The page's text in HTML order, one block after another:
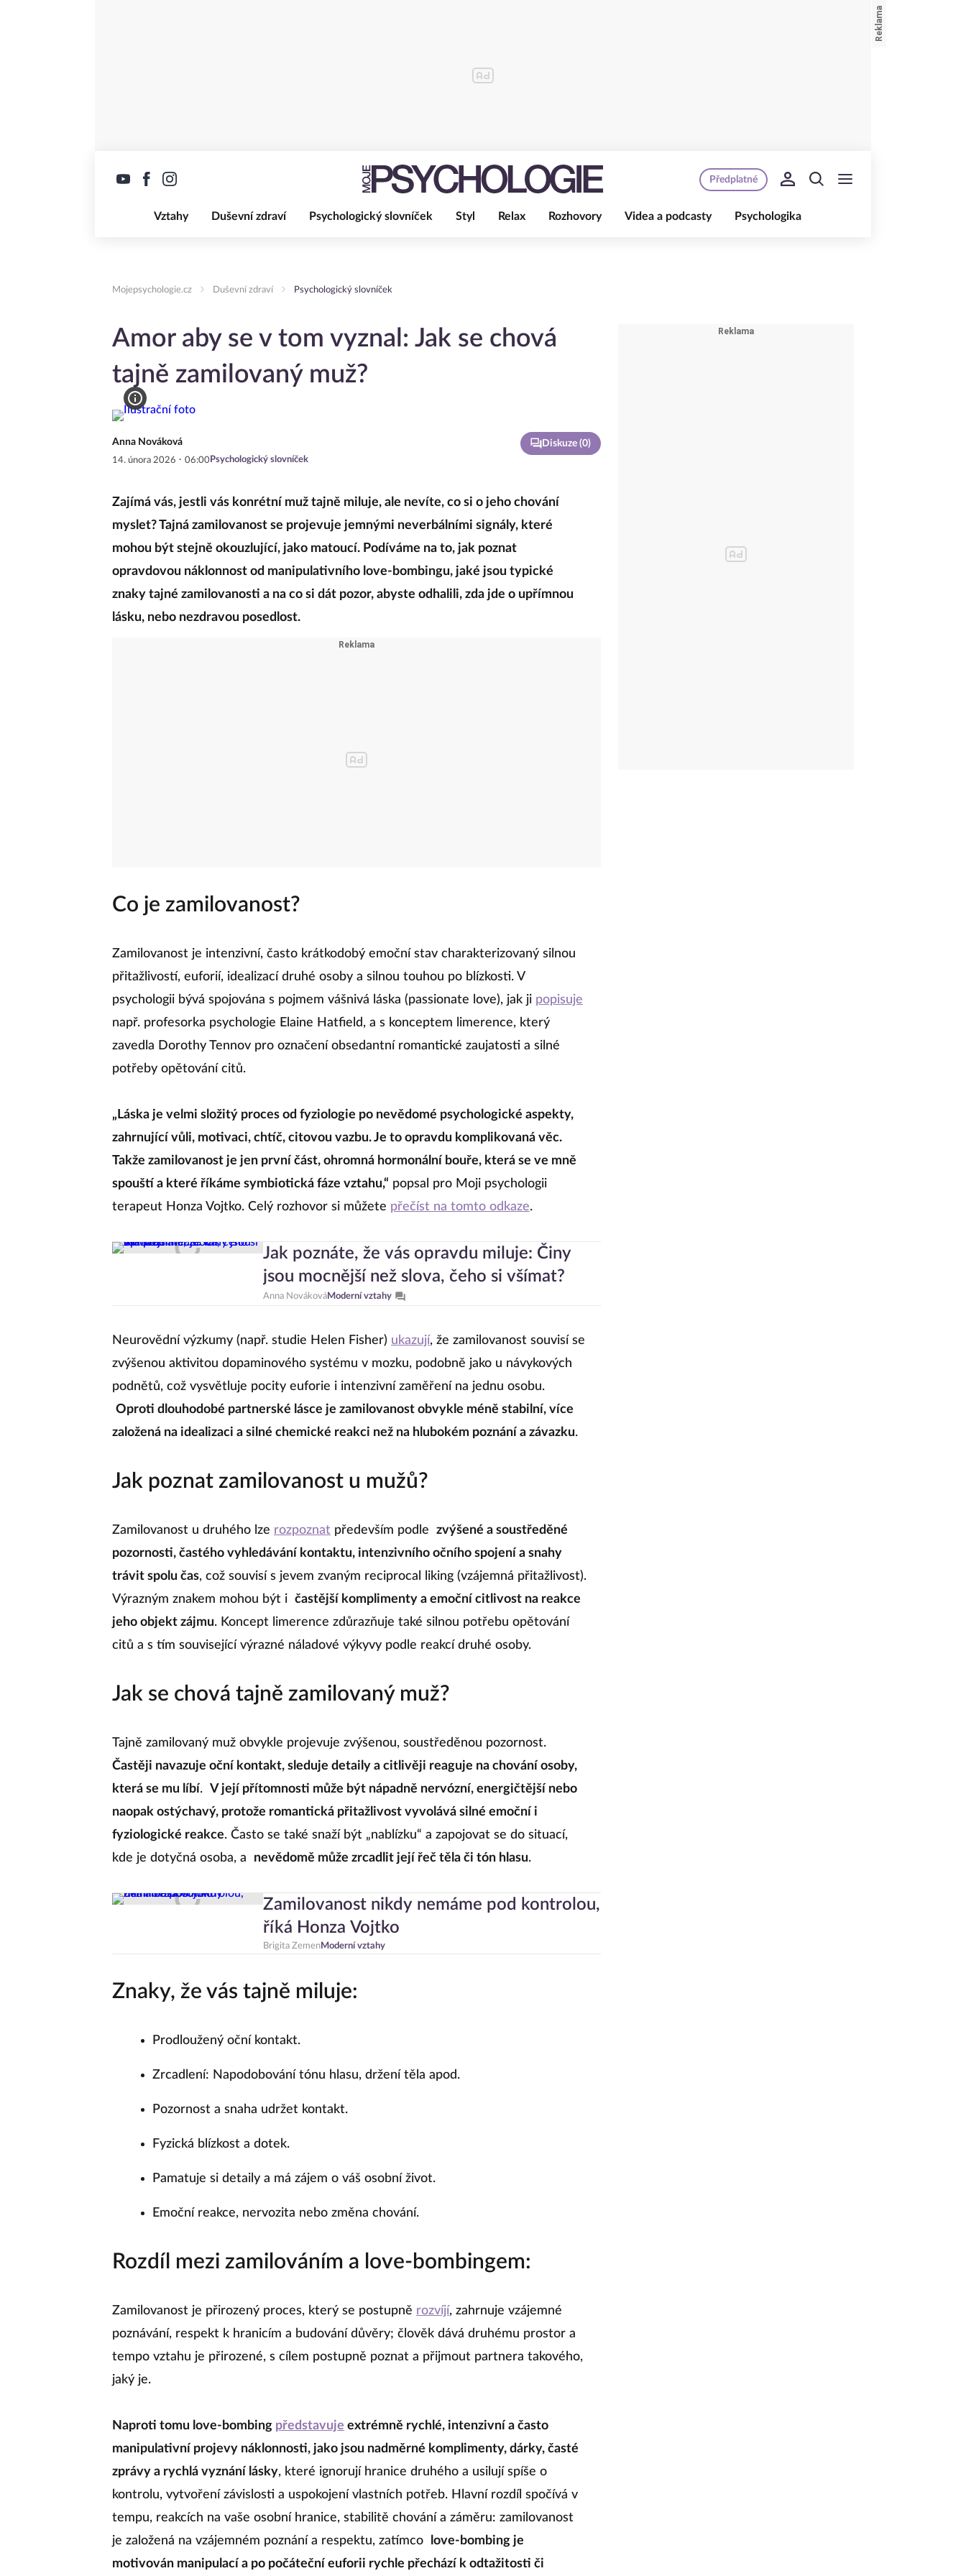
Vztahy Duševní zdraví Psychologický slovníček Styl Relax Rozhovory Videa a podcasty Psychologika
Předplatné
Mojepsychologie.cz Duševní zdraví Psychologický slovníček
Amor aby se v tom vyznal: Jak se chová
tajně zamilovaný muž?
Anna Nováková
14. února 2026 · 06:00Psychologický slovníček
Diskuze (0)
Zajímá vás, jestli vás konrétní muž tajně miluje, ale nevíte, co si o jeho chování
myslet? Tajná zamilovanost se projevuje jemnými neverbálními signály, které
mohou být stejně okouzlující, jako matoucí. Podíváme na to, jak poznat
opravdovou náklonnost od manipulativního love‑bombingu, jaké jsou typické
znaky tajné zamilovanosti a na co si dát pozor, abyste odhalili, zda jde o upřímnou
lásku, nebo nezdravou posedlost.
Co je zamilovanost?
Zamilovanost je intenzivní, často krátkodobý emoční stav charakterizovaný silnou
přitažlivostí, euforií, idealizací druhé osoby a silnou touhou po blízkosti. V
psychologii bývá spojována s pojmem vášnivá láska (passionate love), jak ji popisuje
např. profesorka psychologie Elaine Hatfield, a s konceptem limerence, který
zavedla Dorothy Tennov pro označení obsedantní romantické zaujatosti a silné
potřeby opětování citů.
„Láska je velmi složitý proces od fyziologie po nevědomé psychologické aspekty,
zahrnující vůli, motivaci, chtíč, citovou vazbu. Je to opravdu komplikovaná věc.
Takže zamilovanost je jen první část, ohromná hormonální bouře, která se ve mně
spouští a které říkáme symbiotická fáze vztahu,“ popsal pro Moji psychologii
terapeut Honza Vojtko. Celý rozhovor si můžete přečíst na tomto odkaze.
Jak poznáte, že vás opravdu miluje: Činy
jsou mocnější než slova, čeho si všímat?
Anna NovákováModerní vztahy
Neurovědní výzkumy (např. studie Helen Fisher) ukazují, že zamilovanost souvisí se
zvýšenou aktivitou dopaminového systému v mozku, podobně jako u návykových
podnětů, což vysvětluje pocity euforie i intenzivní zaměření na jednu osobu.
Oproti dlouhodobé partnerské lásce je zamilovanost obvykle méně stabilní, více
založená na idealizaci a silné chemické reakci než na hlubokém poznání a závazku.
Jak poznat zamilovanost u mužů?
Zamilovanost u druhého lze rozpoznat především podle
zvýšené a soustředěné
pozornosti, častého vyhledávání kontaktu, intenzivního očního spojení a snahy
trávit spolu čas, což souvisí s jevem zvaným reciprocal liking (vzájemná přitažlivost).
Výrazným znakem mohou být i častější komplimenty a emoční citlivost na reakce
jeho objekt zájmu. Koncept limerence zdůrazňuje také silnou potřebu opětování
citů a s tím související výrazné náladové výkyvy podle reakcí druhé osoby.
Jak se chová tajně zamilovaný muž?
Tajně zamilovaný muž obvykle projevuje zvýšenou, soustředěnou pozornost.
Častěji navazuje oční kontakt, sleduje detaily a citlivěji reaguje na chování osoby,
která se mu líbí. V její přítomnosti může být nápadně nervózní, energičtější nebo
naopak ostýchavý, protože romantická přitažlivost vyvolává silné emoční i
fyziologické reakce. Často se také snaží být „nablízku“ a zapojovat se do situací,
kde je dotyčná osoba, a
nevědomě může zrcadlit její řeč těla či tón hlasu.
Zamilovanost nikdy nemáme pod kontrolou,
říká Honza Vojtko
Brigita ZemenModerní vztahy
Znaky, že vás tajně miluje:
Prodloužený oční kontakt.
Zrcadlení: Napodobování tónu hlasu, držení těla apod.
Pozornost a snaha udržet kontakt.
Fyzická blízkost a dotek.
Pamatuje si detaily a má zájem o váš osobní život.
Emoční reakce, nervozita nebo změna chování.
Rozdíl mezi zamilováním a love-bombingem:
Zamilovanost je přirozený proces, který se postupně rozvíjí, zahrnuje vzájemné
poznávání, respekt k hranicím a budování důvěry; člověk dává druhému prostor a
tempo vztahu je přirozené, s cílem postupně poznat a přijmout partnera takového,
jaký je.
Naproti tomu love‑bombing představuje extrémně rychlé, intenzivní a často
manipulativní projevy náklonnosti, jako jsou nadměrné komplimenty, dárky, časté
zprávy a rychlá vyznání lásky, které ignorují hranice druhého a usilují spíše o
kontrolu, vytvoření závislosti a uspokojení vlastních potřeb. Hlavní rozdíl spočívá v
tempu, reakcích na vaše osobní hranice, stabilitě chování a záměru: zamilovanost
je založená na vzájemném poznání a respektu, zatímco
love‑bombing je
motivován manipulací a po počáteční euforii rychle přechází k odtažitosti či